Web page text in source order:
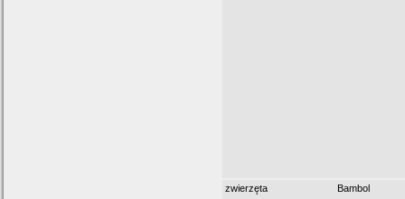
zwierzęta Bambol